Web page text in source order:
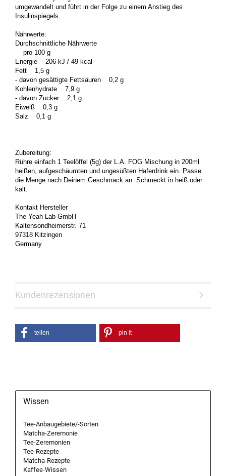
umgewandelt und führt in der Folge zu einem Anstieg des
Insulinspiegels.
Nährwerte:
Durchschnittliche Nährwerte
pro 100 g
Energie 206 kJ / 49 kcal
Fett 1,5 g
- davon gesättigte Fettsäuren 0,2 g
Kohlenhydrate 7,9 g
- davon Zucker 2,1 g
Eiweiß 0,3 g
Salz 0,1 g
Zubereitung:
Rühre einfach 1 Teelöffel (5g) der L.A. FOG Mischung in 200ml
heißen, aufgeschäumten und ungesüßten Haferdrink ein. Passe
die Menge nach Deinem Geschmack an. Schmeckt in heiß oder
kalt.
Kontakt Hersteller
The Yeah Lab GmbH
Kaltensondheimerstr. 71
97318 Kitzingen
Germany
Kundenrezensionen
teilen pin it
Wissen
Tee-Anbaugebiete/-Sorten
Matcha-Zeremonie
Tee-Zeremonien
Tee-Rezepte
Matcha-Rezepte
Kaffee-Wissen